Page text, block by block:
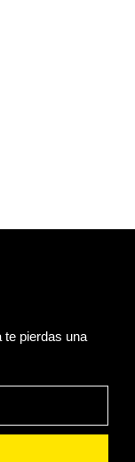
te pierdas una